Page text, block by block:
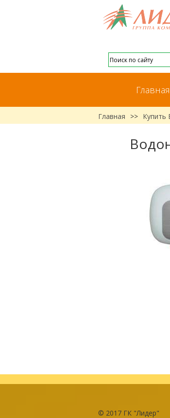
Главная
Главная >> Купить
© 2017 ГК "Лидер"